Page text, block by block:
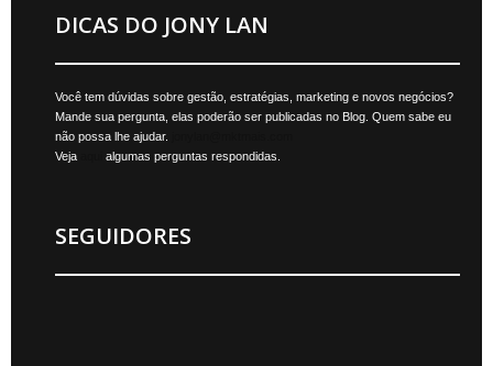
DICAS DO JONY LAN
Você tem dúvidas sobre gestão, estratégias, marketing e novos negócios?
Mande sua pergunta, elas poderão ser publicadas no Blog. Quem sabe eu
não possa lhe ajudar.
Veja
algumas perguntas respondidas.
SEGUIDORES